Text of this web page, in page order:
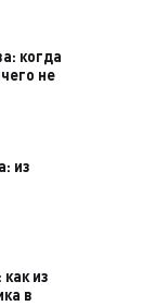
когда
не
из
из
в